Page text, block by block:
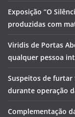
Exposição “O
produzidas com
Viridis de Portas
qualquer pessoa
Suspeitos de furtar
durante operação
Complementação